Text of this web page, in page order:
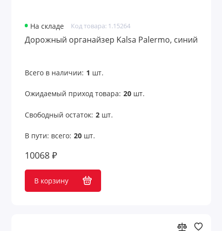
На складе Код товара: 1.15264
Дорожный органайзер Kalsa Palermo, синий
Всего в наличии: 1 шт.
Ожидаемый приход товара: 20шт.
Свободный остаток: 2шт.
В пути: всего: 20шт.
10068 ₽
В корзину